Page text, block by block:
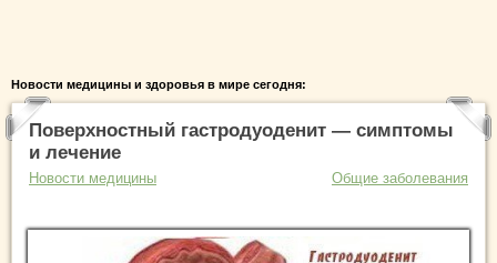
Новости медицины и здоровья в мире сегодня:
Поверхностный гастродуоденит — симптомы
и лечение
Новости медицины Общие заболевания